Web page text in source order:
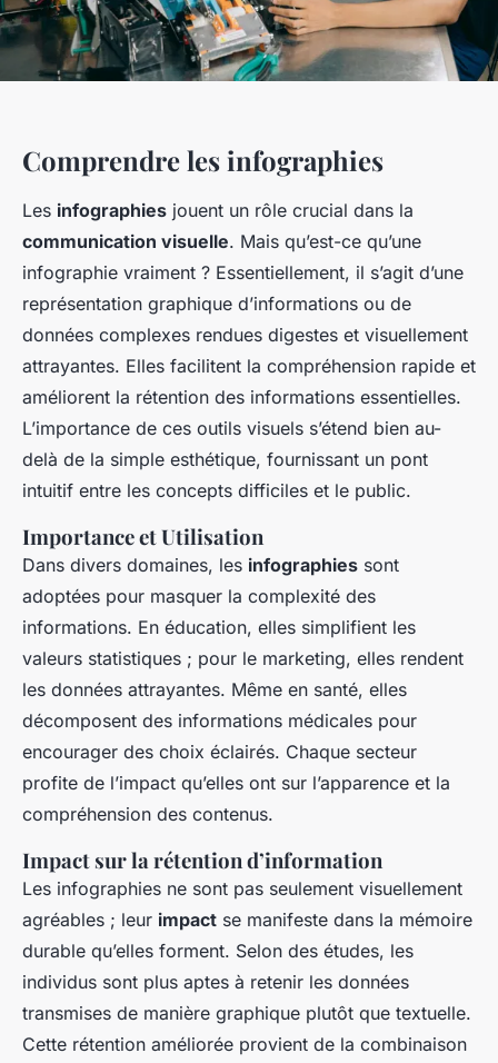
Comprendre les infographies
Les infographies jouent un rôle crucial dans la
communication visuelle. Mais qu’est-ce qu’une
infographie vraiment ? Essentiellement, il s’agit d’une
représentation graphique d’informations ou de
données complexes rendues digestes et visuellement
attrayantes. Elles facilitent la compréhension rapide et
améliorent la rétention des informations essentielles.
L’importance de ces outils visuels s’étend bien au-
delà de la simple esthétique, fournissant un pont
intuitif entre les concepts difficiles et le public.
Importance et Utilisation
Dans divers domaines, les infographies sont
adoptées pour masquer la complexité des
informations. En éducation, elles simplifient les
valeurs statistiques ; pour le marketing, elles rendent
les données attrayantes. Même en santé, elles
décomposent des informations médicales pour
encourager des choix éclairés. Chaque secteur
profite de l’impact qu’elles ont sur l’apparence et la
compréhension des contenus.
Impact sur la rétention d’information
Les infographies ne sont pas seulement visuellement
agréables ; leur impact se manifeste dans la mémoire
durable qu’elles forment. Selon des études, les
individus sont plus aptes à retenir les données
transmises de manière graphique plutôt que textuelle.
Cette rétention améliorée provient de la combinaison